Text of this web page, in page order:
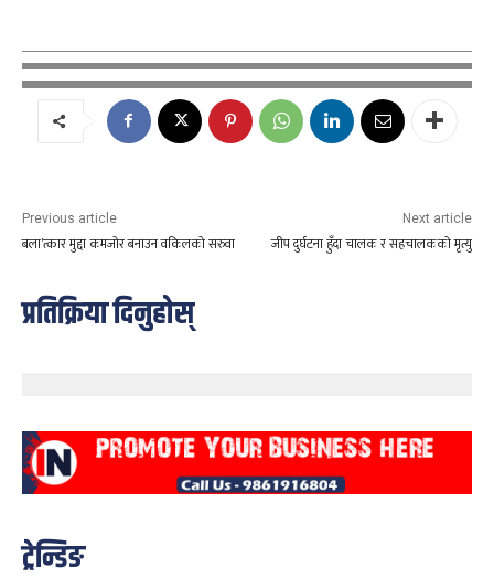
Previous article
बला’त्कार मुद्दा कमजोर बनाउन वकिलको सरुवा
Next article
जीप दुर्घटना हुँदा चालक र सहचालकको मृत्यु
प्रतिक्रिया दिनुहोस्
ट्रेन्डिङ